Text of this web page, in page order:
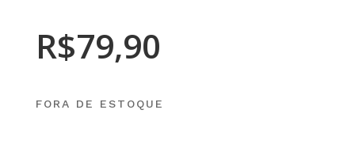
R$79,90
FORA DE ESTOQUE